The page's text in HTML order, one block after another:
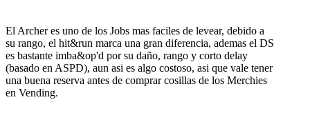
El Archer es uno de los Jobs mas faciles de levear, debido a
su rango, el hit&run marca una gran diferencia, ademas el DS
es bastante imba&op'd por su daño, rango y corto delay
(basado en ASPD), aun asi es algo costoso, asi que vale tener
una buena reserva antes de comprar cosillas de los Merchies
en Vending.